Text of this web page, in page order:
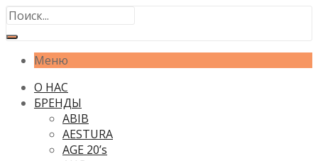
Меню
О НАС
БРЕНДЫ
ABIB
AESTURA
AGE 20’s